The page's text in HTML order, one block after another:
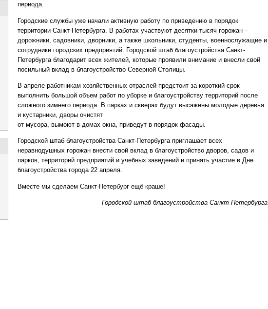
периода.
Городские службы уже начали активную работу по приведению в порядок
территории Санкт-Петербурга. В работах участвуют десятки тысяч горожан –
дорожники, садовники, дворники, а также школьники, студенты, военнослужащие и
сотрудники городских предприятий. Городской штаб благоустройства Санкт-
Петербурга благодарит всех жителей, которые проявили внимание и внесли свой
посильный вклад в благоустройство Северной Столицы.
В апреле работникам хозяйственных отраслей предстоит за короткий срок
выполнить большой объем работ по уборке и благоустройству территорий после
сложного зимнего периода. В парках и скверах будут высажены молодые деревья
и кустарники, дворы очистят
от мусора, вымоют в домах окна, приведут в порядок фасады.
Городской штаб благоустройства Санкт-Петербурга приглашает всех
неравнодушных горожан внести свой вклад в благоустройство дворов, садов и
парков, территорий предприятий и учебных заведений и принять участие в Дне
благоустройства города 22 апреля.
Вместе мы сделаем Санкт-Петербург ещё краше!
Городской штаб благоустройства Санкт-Петербурга